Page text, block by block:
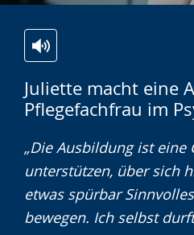
Juliette macht eine
Pflegefachfrau im
Leichten
Sprache
wechseln.
Audio-
Unterstützung.
Video
in
Deutscher
Gebärdensprache
wird
angezeigt.
„Die Ausbildung ist eine
unterstützen, über sich
etwas spürbar
bewegen. Ich selbst